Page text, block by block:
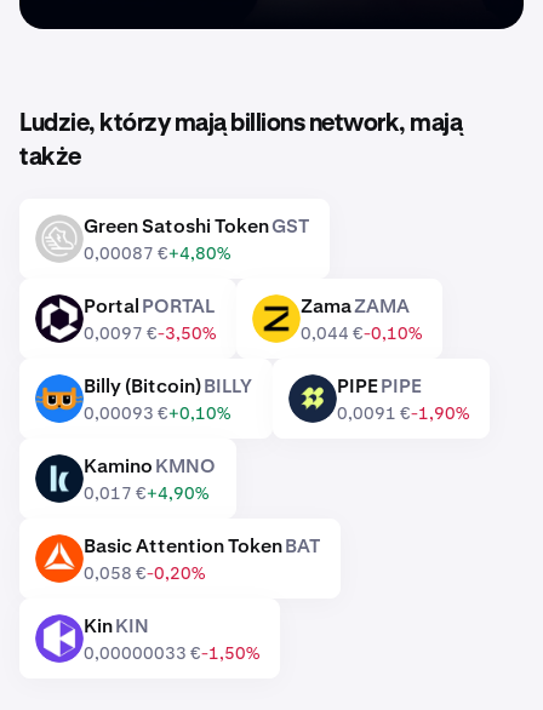
Ludzie, którzy mają billions network, mają
także
GST Green Satoshi TokenGST
0,00087 €+4,80%
PORTAL PortalPORTAL
0,0097 €-3,50%
ZAMA ZamaZAMA
0,044 €-0,10%
BILLY Billy (Bitcoin)BILLY
0,00093 €+0,10%
PIPE PIPEPIPE
0,0091 €-1,90%
KMNO KaminoKMNO
0,017 €+4,90%
BAT Basic Attention TokenBAT
0,058 €-0,20%
KIN KinKIN
0,00000033 €-1,50%